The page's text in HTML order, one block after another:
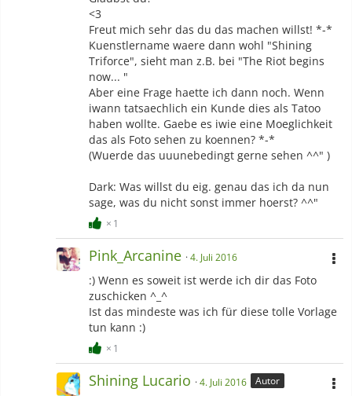
<3
Freut mich sehr das du das machen willst! *-*
Kuenstlername waere dann wohl "Shining
Triforce", sieht man z.B. bei "The Riot begins
now... "
Aber eine Frage haette ich dann noch. Wenn
iwann tatsaechlich ein Kunde dies als Tatoo
haben wollte. Gaebe es iwie eine Moeglichkeit
das als Foto sehen zu koennen? *-*
(Wuerde das uuunebedingt gerne sehen ^^" )
Dark: Was willst du eig. genau das ich da nun
sage, was du nicht sonst immer hoerst? ^^"
1
Pink_Arcanine 4. Juli 2016
:) Wenn es soweit ist werde ich dir das Foto
zuschicken ^_^
Ist das mindeste was ich für diese tolle Vorlage
tun kann :)
1
Shining Lucario 4. Juli 2016 Autor